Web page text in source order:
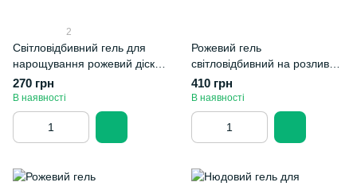
2
Світловідбивний гель для
нарощування рожевий діско
на розлив #5 25мл
270 грн
В наявності
Рожевий гель
світловідбивний на розлив
#5 45 мл
410 грн
В наявності